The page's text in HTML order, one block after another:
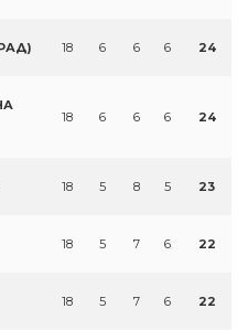
18 6 6 6 24
18 6 6 6 24
18 5 8 5 23
18 5 7 6 22
18 5 7 6 22